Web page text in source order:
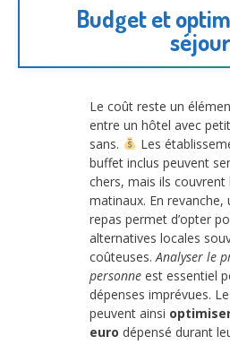
Budget et
séjour
Le coût reste un
entre un hôtel avec
sans.
Les
buffet inclus peuvent
chers, mais ils couvrent
matinaux. En revanche,
repas permet d’opter
alternatives locales
coûteuses.Analyser le
personne est essentiel
dépenses imprévues.
peuvent ainsi
euro dépensé durant